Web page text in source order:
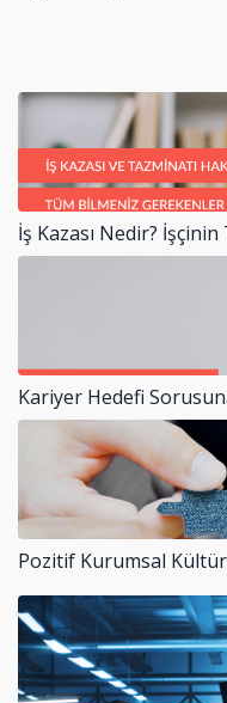
İş Kazası Nedir?
Kariyer Hedefi
Pozitif Kurumsal